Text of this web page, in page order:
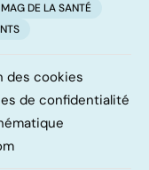
DE LA SANTÉ
des cookies
de confidentialité